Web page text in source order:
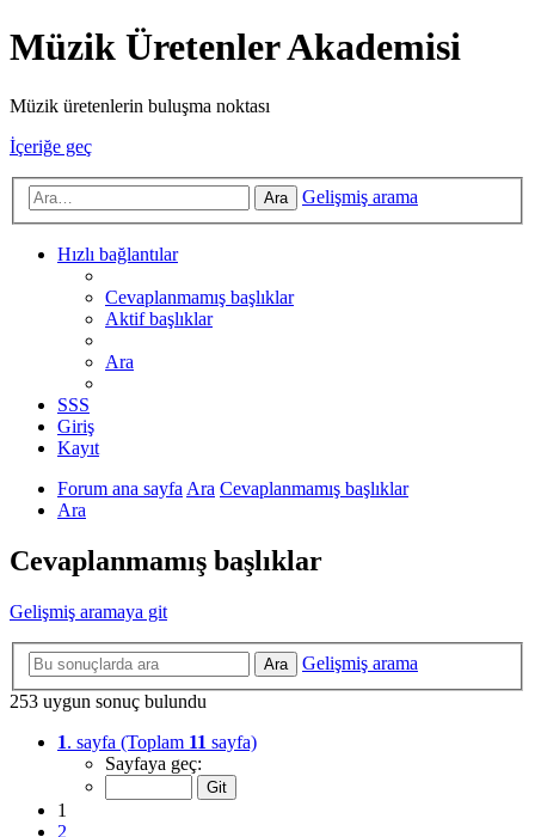
Müzik Üretenler Akademisi
Müzik üretenlerin buluşma noktası
İçeriğe geç
Ara Gelişmiş arama
Hızlı bağlantılar
Cevaplanmamış başlıklar
Aktif başlıklar
Ara
SSS
Giriş
Kayıt
Forum ana sayfaAra Cevaplanmamış başlıklar
Ara
Cevaplanmamış başlıklar
Gelişmiş aramaya git
Ara
Gelişmiş arama
253 uygun sonuç bulundu
1. sayfa (Toplam 11 sayfa)
Sayfaya geç:
1
2